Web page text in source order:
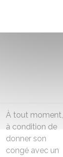
À tout moment,
à condition de
donner son
congé avec un